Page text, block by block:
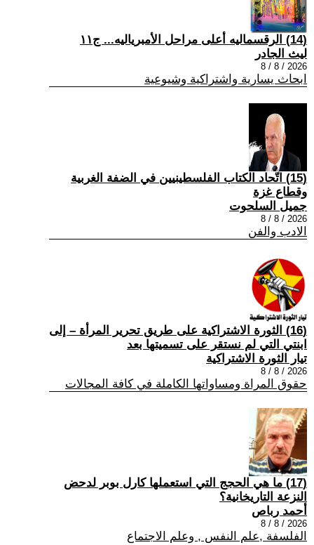
(14) الرقسماليه أعلى مراحل الأمبرياليه... ج١١
ليث الجادر
2026 / 8 / 8
ابحاث يسارية واشتراكية وشيوعية
(15) اتّحاد الكتاب الفلسطينيين في الضفة الغربية
وقطاع غزة
جميل السلحوت
2026 / 8 / 8
الادب والفن
(16) الثورة الاشتراكية على طريق تحرير المرأة – إلى
ابنتي التي لم نستقر على تسميتها بعد
تيار الثورة الاشتراكية
2026 / 8 / 8
حقوق المراة ومساواتها الكاملة في كافة المجالات
(17) ما هي الحجج التي استعملها كارل بوبر لدحض
النزعة التاريخانية؟
أحمد رباص
2026 / 8 / 8
الفلسفة ,علم النفس , وعلم الاجتماع